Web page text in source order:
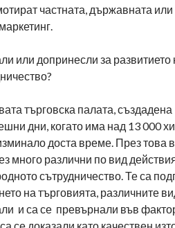
частната, държавната
или допринесли за развитието
търговска палата,
дни, когато има над 13 000
доста време. През това
много различни по вид
сътрудничество. Те са
на търговията, различните
и са се превърнали във